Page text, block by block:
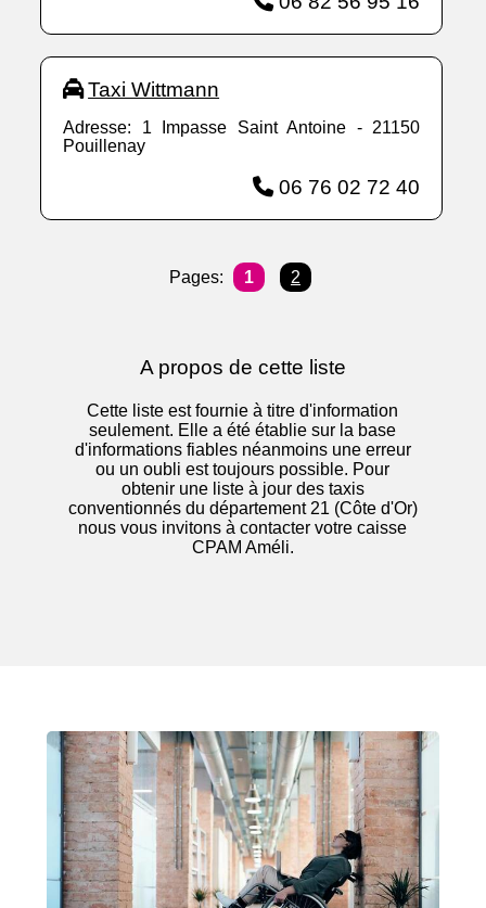
Taxi Wittmann
Adresse: 1 Impasse Saint Antoine - 21150
Pouillenay
06 76 02 72 40
Pages: 1 2
A propos de cette liste
Cette liste est fournie à titre d'information
seulement. Elle a été établie sur la base
d'informations fiables néanmoins une erreur
ou un oubli est toujours possible. Pour
obtenir une liste à jour des taxis
conventionnés du département 21 (Côte d'Or)
nous vous invitons à contacter votre caisse
CPAM Améli.